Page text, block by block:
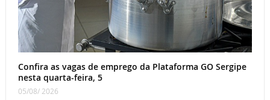
Confira as vagas de emprego da Plataforma GO Sergipe
nesta quarta-feira, 5
05/08/ 2026